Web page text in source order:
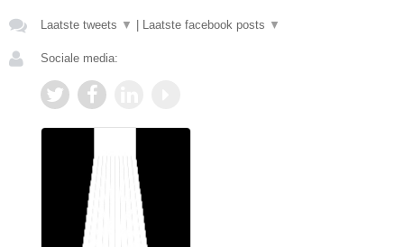
Laatste tweets ▼ Laatste facebook posts ▼
Sociale media: